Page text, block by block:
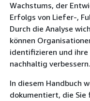
Wachstums, der
Erfolgs von Liefer-,
Durch die Analyse
können
identifizieren und
nachhaltig verbessern.
In diesem Handbuch
dokumentiert, die